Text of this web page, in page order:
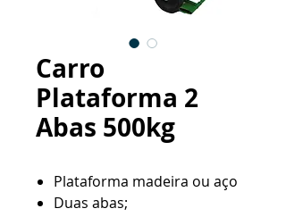
Carro
Plataforma 2
Abas 500kg
Plataforma madeira ou aço
Duas abas;